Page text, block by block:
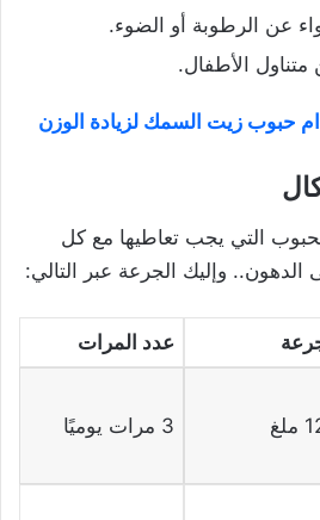
عن الرطوبة أو الضوء.
الأطفال.
حبوب زيت السمك لزيادة الوزن
التي يجب تعاطيها مع كل
وإليك الجرعة عبر التالي:
عدد المرات
3 مرات يوميًا